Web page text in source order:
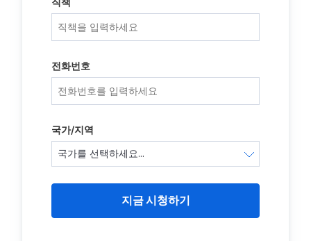
전화번호
국가/지역
지금 시청하기